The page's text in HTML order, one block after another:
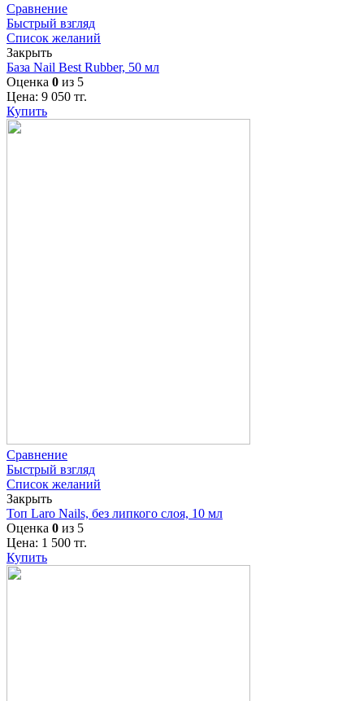
Сравнение
Быстрый взгляд
Список желаний
Закрыть
База Nail Best Rubber, 50 мл
Оценка 0 из 5
Цена: 9 050 тг.
Купить
Сравнение
Быстрый взгляд
Список желаний
Закрыть
Топ Laro Nails, без липкого слоя, 10 мл
Оценка 0 из 5
Цена: 1 500 тг.
Купить